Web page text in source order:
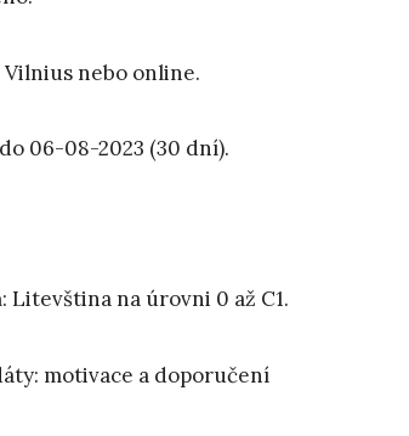
nebo online.
06-08-2023 (30 dní).
Litevština na úrovni 0 až C1.
motivace a doporučení